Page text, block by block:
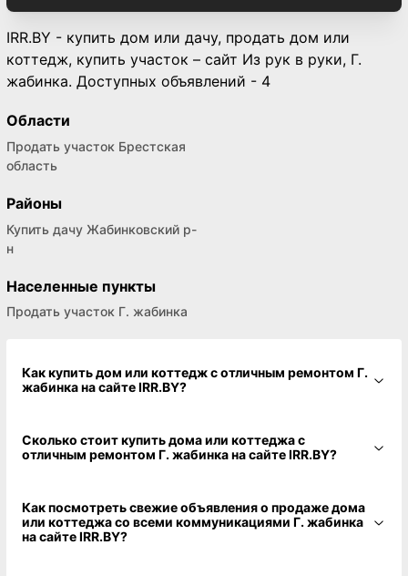
IRR.BY - купить дом или дачу, продать дом или
коттедж, купить участок – сайт Из рук в руки, Г.
жабинка. Доступных объявлений - 4
Области
Продать участок Брестская
область
Районы
Купить дачу Жабинковский р-
н
Населенные пункты
Продать участок Г. жабинка
Как купить дом или коттедж с отличным ремонтом Г.
жабинка на сайте IRR.BY?
Сколько стоит купить дома или коттеджа с
отличным ремонтом Г. жабинка на сайте IRR.BY?
Как посмотреть свежие объявления о продаже дома
или коттеджа со всеми коммуникациями Г. жабинка
на сайте IRR.BY?